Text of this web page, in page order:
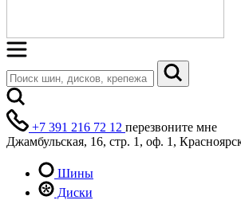
+7 391 216 72 12 перезвоните мне
Джамбульская, 16, стр. 1, оф. 1,
Шины
Диски